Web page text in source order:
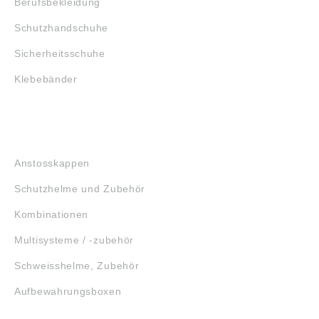
Schutzhandschuhe
Sicherheitsschuhe
Klebebänder
Anstosskappen
Schutzhelme und Zubehör
Kombinationen
Multisysteme / -zubehör
Schweisshelme, Zubehör
Aufbewahrungsboxen